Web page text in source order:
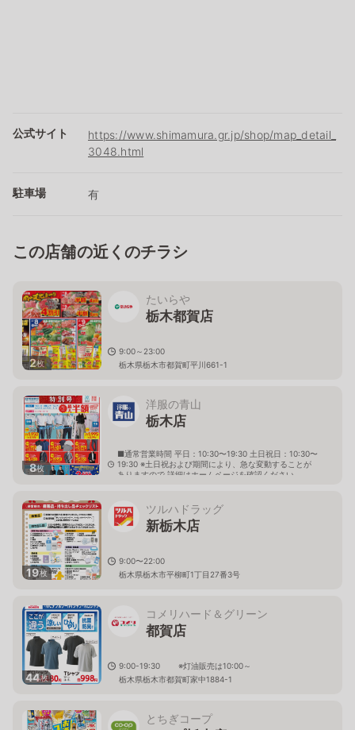
公式サイト
https://www.shimamura.gr.jp/shop/map_detail_
3048.html
駐車場 有
この店舗の近くのチラシ
2枚
たいらや
栃木都賀店
9:00～23:00
栃木県栃木市都賀町平川661-1
8枚
洋服の青山
栃木店
■通常営業時間 平日：10:30〜19:30 土日祝日：10:30〜
19:30 ※土日祝および期間により、急な変動することが
ありますので 詳細はホームページを確認ください
19枚
ツルハドラッグ
新栃木店
9:00〜22:00
栃木県栃木市平柳町1丁目27番3号
44枚
コメリハード＆グリーン
都賀店
9:00-19:30 ※灯油販売は10:00～
栃木県栃木市都賀町家中1884-1
とちぎコープ